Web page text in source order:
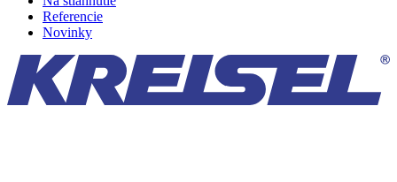
Referencie
Novinky